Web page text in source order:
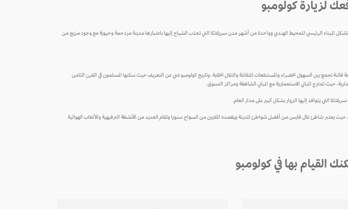
لزيارة كولومبو
الميناء الرئيسي للمحيط الهندي وواحدة من أشهر مدن سريلانكا التي تجذب السُياح إليها باعتبارها مدينة مزدحمة وحيوية مع وجود مزيج من
تجمع بين السهول الخضراء والمستنقعات المتلالئة والتلال الخلابة. وتاريخ كولومبو غني عن التعريف حيث سكنها المسلمون في القرن الثامن
حيث تمتزج المباني الاستعمارية مع المباني الشاهقة ومراكز التسوق.
التي يتوافد إليها الزوار بشكل كبير على مدار العام.
حيث يعتبر شاطئ غال فايس من أفضل شواطئ المدينة ويقصده الملايين من السواح سنويا وتقام العديد من الأنشطة الترفيهية والألعاب الهوائية
القيام بها في كولومبو